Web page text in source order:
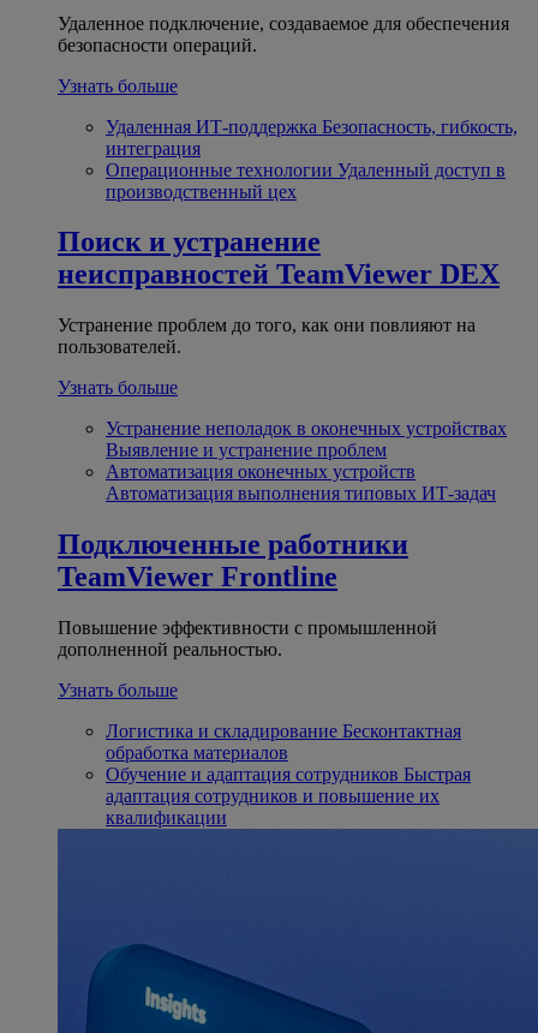
Удаленное подключение, создаваемое для обеспечения
безопасности операций.
Узнать больше
Удаленная ИТ-поддержка Безопасность, гибкость,
интеграция
Операционные технологии Удаленный доступ в
производственный цех
Поиск и устранение
неисправностей TeamViewer DEX
Устранение проблем до того, как они повлияют на
пользователей.
Узнать больше
Устранение неполадок в оконечных устройствах
Выявление и устранение проблем
Автоматизация оконечных устройств
Автоматизация выполнения типовых ИТ-задач
Подключенные работники
TeamViewer Frontline
Повышение эффективности с промышленной
дополненной реальностью.
Узнать больше
Логистика и складирование Бесконтактная
обработка материалов
Обучение и адаптация сотрудников Быстрая
адаптация сотрудников и повышение их
квалификации